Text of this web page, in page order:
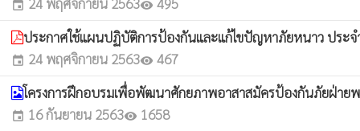
event visibility
ประกาศใช้แผนปฏิบัติการป้องกันและแก้ไขปัญหาภัยหนาว ประ
event 24 พฤศจิกายน 2563visibility 467
โครงการฝึกอบรมเพื่อพัฒนาศักยภาพอาสาสมัครป้องกันภัยฝ่าย
event 16 กันยายน 2563visibility 1658